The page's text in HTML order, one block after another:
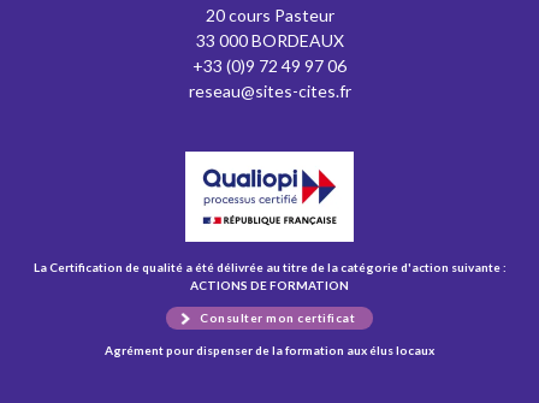
20 cours Pasteur
33 000 BORDEAUX
+33 (0)9 72 49 97 06
reseau@sites-cites.fr
La Certification de qualité a été délivrée au titre de la catégorie d'action suivante :
ACTIONS DE FORMATION
Consulter mon certificat
Agrément pour dispenser de la formation aux élus locaux